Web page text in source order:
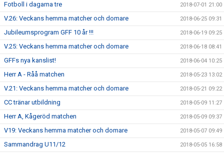
Fotboll i dagarna tre 2018-07-01 21:00
V.26: Veckans hemma matcher och domare 2018-06-25 09:31
Jubileumsprogram GFF 10 år !!! 2018-06-19 09:25
V.25: Veckans hemma matcher och domare 2018-06-18 08:41
GFFs nya kanslist! 2018-06-04 10:25
Herr A - Råå matchen 2018-05-23 13:02
V.21: Veckans hemma matcher och domare 2018-05-21 09:22
CC tränar utbildning 2018-05-09 11:27
Herr A, Kågeröd matchen 2018-05-09 09:37
V19: Veckans hemma matcher och domare 2018-05-07 09:49
Sammandrag U11/12 2018-05-05 16:58